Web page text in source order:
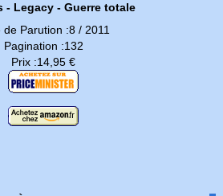
- Legacy - Guerre totale
de Parution :8 / 2011
Pagination :132
Prix :14,95 €